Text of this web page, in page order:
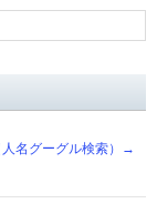
名グーグル検索）→